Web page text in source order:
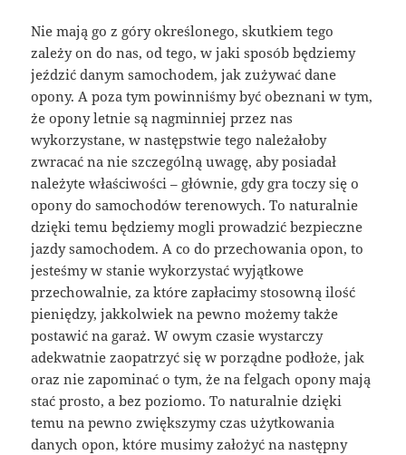
Nie mają go z góry określonego, skutkiem tego
zależy on do nas, od tego, w jaki sposób będziemy
jeździć danym samochodem, jak zużywać dane
opony. A poza tym powinniśmy być obeznani w tym,
że opony letnie są nagminniej przez nas
wykorzystane, w następstwie tego należałoby
zwracać na nie szczególną uwagę, aby posiadał
należyte właściwości – głównie, gdy gra toczy się o
opony do samochodów terenowych. To naturalnie
dzięki temu będziemy mogli prowadzić bezpieczne
jazdy samochodem. A co do przechowania opon, to
jesteśmy w stanie wykorzystać wyjątkowe
przechowalnie, za które zapłacimy stosowną ilość
pieniędzy, jakkolwiek na pewno możemy także
postawić na garaż. W owym czasie wystarczy
adekwatnie zaopatrzyć się w porządne podłoże, jak
oraz nie zapominać o tym, że na felgach opony mają
stać prosto, a bez poziomo. To naturalnie dzięki
temu na pewno zwiększymy czas użytkowania
danych opon, które musimy założyć na następny